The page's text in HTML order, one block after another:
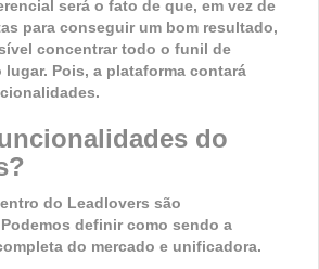
será o fato de que, em vez de
para conseguir um bom resultado,
concentrar todo o funil de
lugar. Pois, a plataforma contará
do
do Leadlovers são
definir como sendo a
do mercado e unificadora.